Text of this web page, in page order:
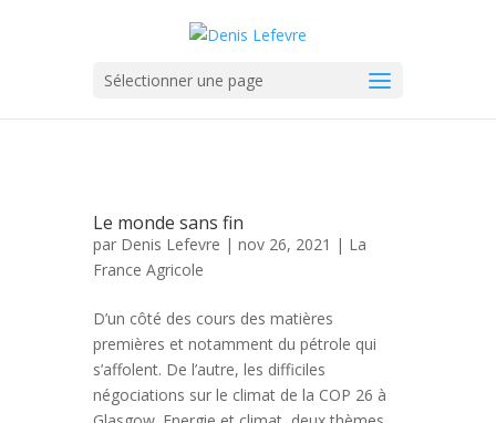
Sélectionner une page
Le monde sans fin
par Denis Lefevre | nov 26, 2021 | La
France Agricole
D’un côté des cours des matières
premières et notamment du pétrole qui
s’affolent. De l’autre, les difficiles
négociations sur le climat de la COP 26 à